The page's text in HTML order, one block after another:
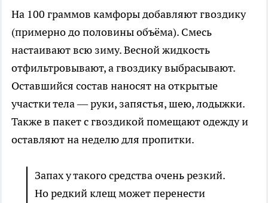
На 100 граммов камфоры добавляют гвоздику
(примерно до половины объёма). Смесь
настаивают всю зиму. Весной жидкость
отфильтровывают, а гвоздику выбрасывают.
Оставшийся состав наносят на открытые
участки тела — руки, запястья, шею, лодыжки.
Также в пакет с гвоздикой помещают одежду и
оставляют на неделю для пропитки.
Запах у такого средства очень резкий.
Но редкий клещ может перенести